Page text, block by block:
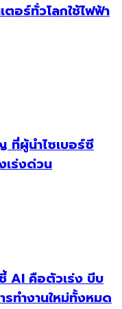
อร์ทั่วโลกใช้ไฟฟ้า
ที่ผู้นำไซเบอร์ซี
ร่งด่วน
AI คือตัวเร่ง บีบ
ทำงานใหม่ทั้งหมด